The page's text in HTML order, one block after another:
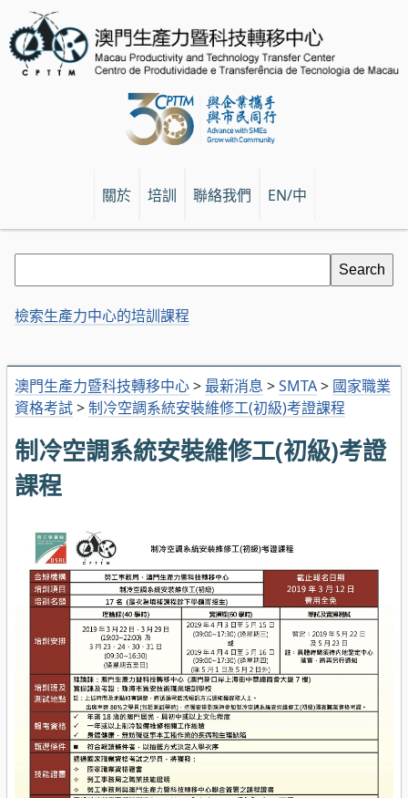
關於 培訓 聯絡我們 EN/中
澳門生產力暨科技轉移中心> 最新消息 >SMTA> 國家職業
資格考試>制冷空調系統安裝維修工(初級)考證課程
制冷空調系統安裝維修工(初級)考證
課程
檢索生產力中心的培訓課程